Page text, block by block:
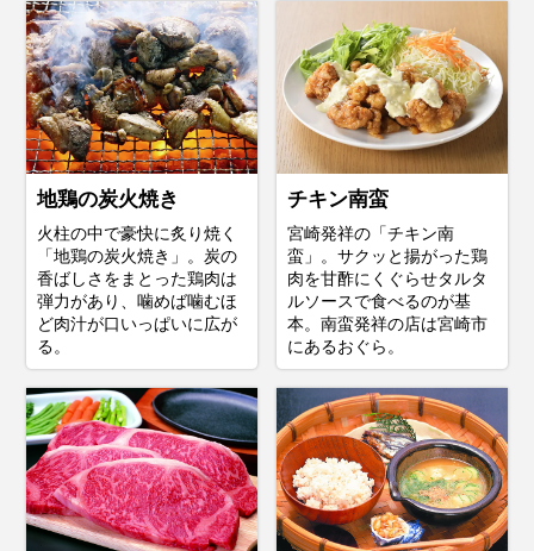
地鶏の炭火焼き
火柱の中で豪快に炙り焼く
「地鶏の炭火焼き」。炭の
香ばしさをまとった鶏肉は
弾力があり、噛めば噛むほ
ど肉汁が口いっぱいに広が
る。
チキン南蛮
宮崎発祥の「チキン南
蛮」。サクッと揚がった鶏
肉を甘酢にくぐらせタルタ
ルソースで食べるのが基
本。南蛮発祥の店は宮崎市
にあるおぐら。